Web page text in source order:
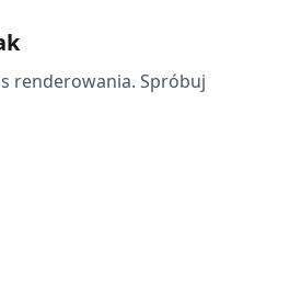
renderowania. Spróbuj